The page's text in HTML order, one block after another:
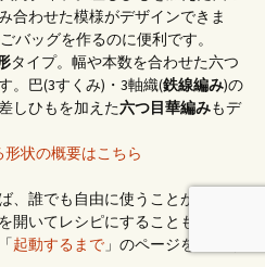
合わせた模様がデザインできま
バッグを作るのに便利です。
タイプ。幅や本数を合わせた六つ
。巴(3すくみ)・3軸織(鉄線編み)の
しひもを加えた六つ目華編みもデ
状の概要はこちら
、誰でも自由に使うことができま
を開いてレシピにすることもできま
起動するまで 」のページをご覧く